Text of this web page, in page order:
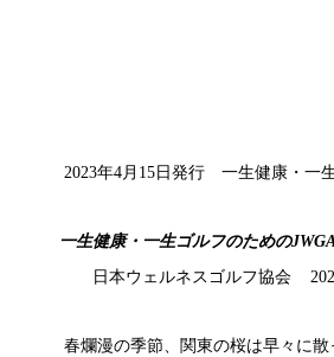
2023年4月15日発行 一生健康・一
一生健康・一生ゴルフのための
日本ウェルネスゴルフ協会
春爛漫の季節、関東の桜は早々に